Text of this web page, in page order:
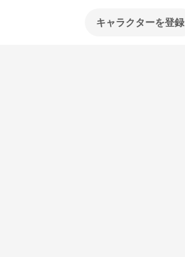
キャラクターを登録